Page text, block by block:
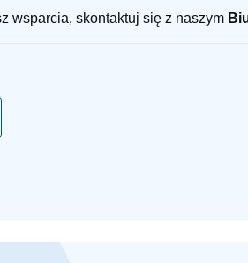
wsparcia, skontaktuj się z naszym